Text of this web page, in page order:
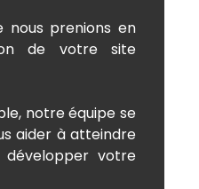
nous prenions en
de votre site
notre équipe se
aider à atteindre
votre